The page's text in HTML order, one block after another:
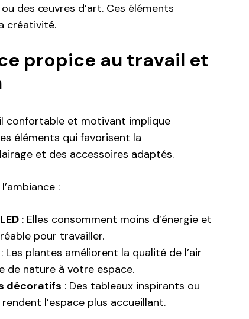
des œuvres d’art. Ces éléments
créativité.
propice au travail et
confortable et motivant implique
éléments qui favorisent la
et des accessoires adaptés.
:
: Elles consomment moins d’énergie et
pour travailler.
: Les plantes améliorent la qualité de l’air
de nature à votre espace.
décoratifs : Des tableaux inspirants ou
l’espace plus accueillant.